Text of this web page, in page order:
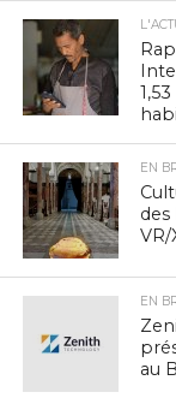
EN
EN
au